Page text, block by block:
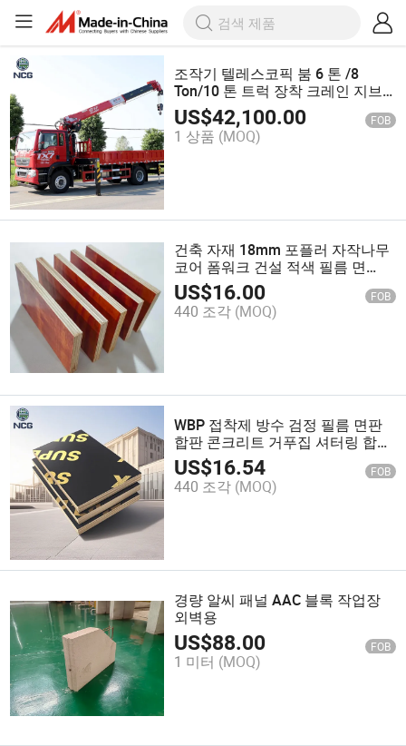
조작기 텔레스코픽 붐 6 톤 /8
Ton/10 톤 트럭 장착 크레인 지브
크레인 판매
US$42,100.00 FOB
1 상품 (MOQ)
건축 자재 18mm 포플러 자작나무
코어 폼워크 건설 적색 필름 면
plywood
US$16.00 FOB
440 조각 (MOQ)
WBP 접착제 방수 검정 필름 면판
합판 콘크리트 거푸집 셔터링 합판
건설용
US$16.54 FOB
440 조각 (MOQ)
경량 알씨 패널 AAC 블록 작업장
외벽용
US$88.00 FOB
1 미터 (MOQ)